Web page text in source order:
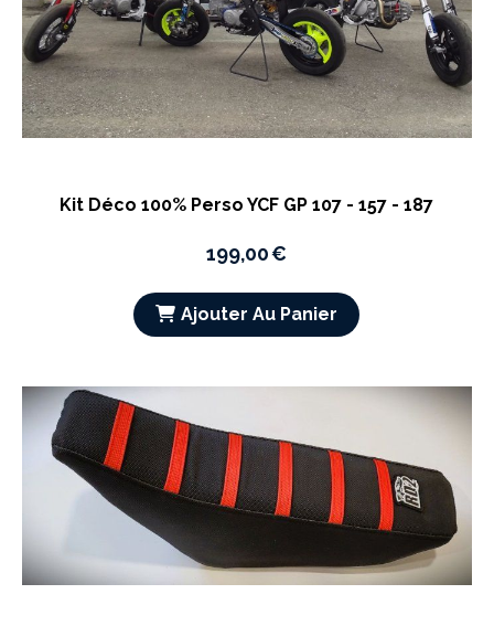
Kit Déco 100% Perso YCF GP 107 - 157 - 187
199,00€
Ajouter Au Panier